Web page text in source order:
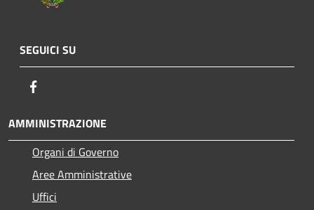
SEGUICI SU
AMMINISTRAZIONE
Organi di Governo
Aree Amministrative
Uffici